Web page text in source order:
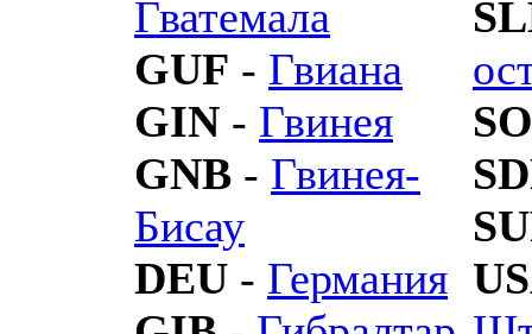
Гватемала
GUF - Гвиана
GIN - Гвинея
GNB - Гвинея-
Бисау
DEU - Германия